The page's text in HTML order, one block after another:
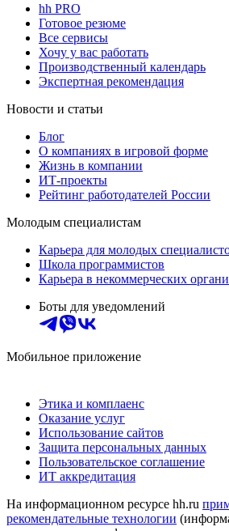
hh PRO
Готовое резюме
Все сервисы
Хочу у вас работать
Производственный календарь
Экспертная рекомендация
Новости и статьи
Блог
О компаниях в игровой форме
Жизнь в компании
ИТ-проекты
Рейтинг работодателей России
Молодым специалистам
Карьера для молодых
Школа программистов
Карьера в некоммерческих
Боты для уведомлений
Мобильное приложение
Этика и комплаенс
Оказание услуг
Использование сайтов
Защита персональных данных
Пользовательское соглашение
ИТ аккредитация
На информационном ресурсе hh.ru
рекомендательные технологии